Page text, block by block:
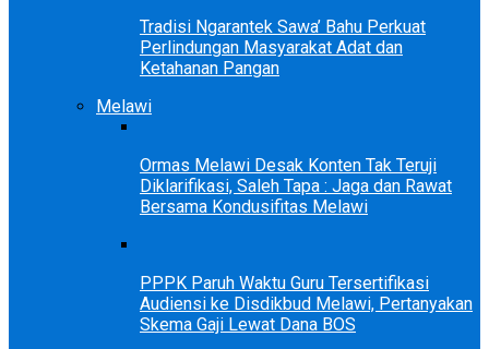
Tradisi Ngarantek Sawa’ Bahu Perkuat
Perlindungan Masyarakat Adat dan
Ketahanan Pangan
Melawi
Ormas Melawi Desak Konten Tak Teruji
Diklarifikasi, Saleh Tapa : Jaga dan Rawat
Bersama Kondusifitas Melawi
PPPK Paruh Waktu Guru Tersertifikasi
Audiensi ke Disdikbud Melawi, Pertanyakan
Skema Gaji Lewat Dana BOS